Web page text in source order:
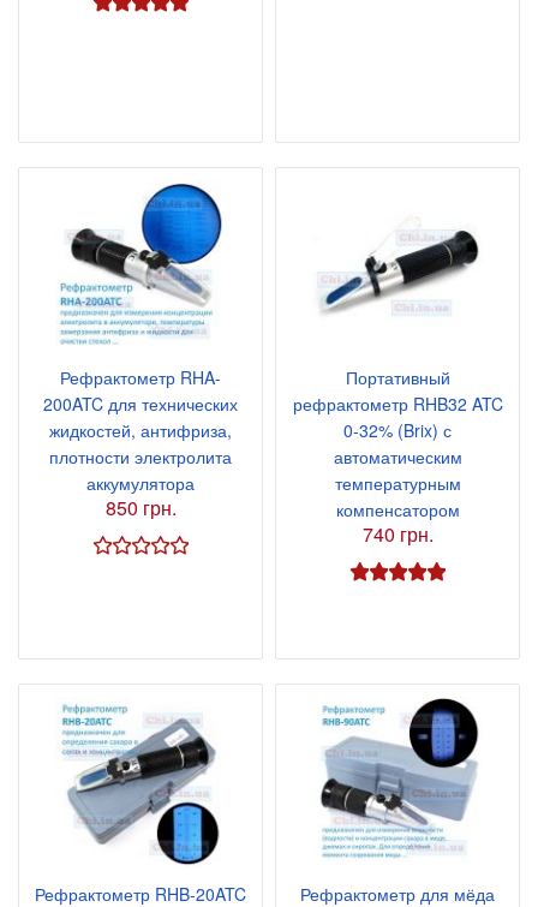
Рефрактометр RHA-
200ATC для технических
жидкостей, антифриза,
плотности электролита
аккумулятора
850 грн.
Портативный
рефрактометр RHB32 ATC
0-32% (Brix) с
автоматическим
температурным
компенсатором
740 грн.
Рефрактометр RHB-20ATC
Рефрактометр для мёда